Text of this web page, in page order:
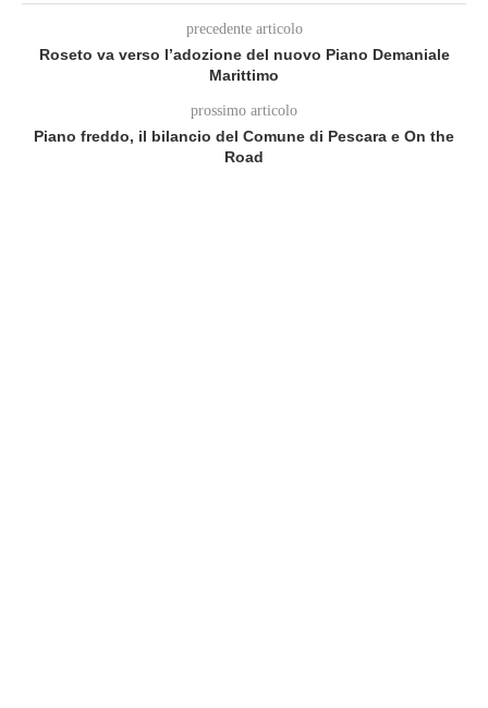
precedente articolo
Roseto va verso l’adozione del nuovo Piano Demaniale
Marittimo
prossimo articolo
Piano freddo, il bilancio del Comune di Pescara e On the
Road